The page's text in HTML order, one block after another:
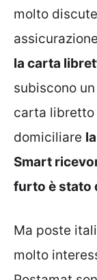
molto
assicurazione
la carta
subiscono
carta libretto
domiciliare
Smart
furto è stato
Ma poste
molto